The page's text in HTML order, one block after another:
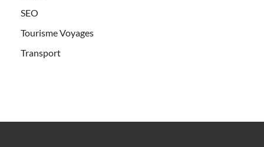
SEO
Tourisme Voyages
Transport